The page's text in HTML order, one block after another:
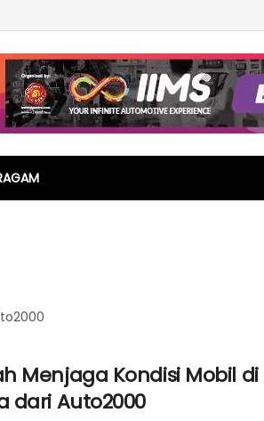
Menjaga Kondisi Mobil di
dari Auto2000